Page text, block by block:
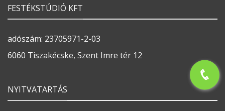
FESTÉKSTÚDIÓ KFT
adószám: 23705971-2-03
6060 Tiszakécske, Szent Imre tér 12
NYITVATARTÁS